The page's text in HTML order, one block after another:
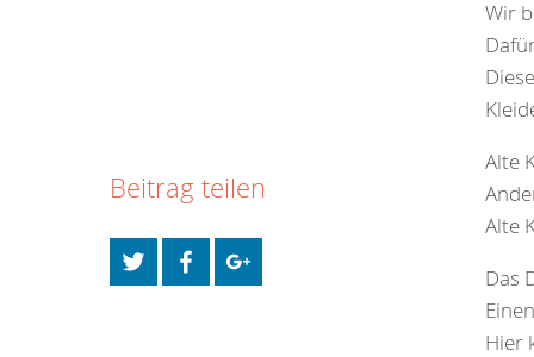
Wir
Alte
Alte
Das
Hier
Beitrag teilen